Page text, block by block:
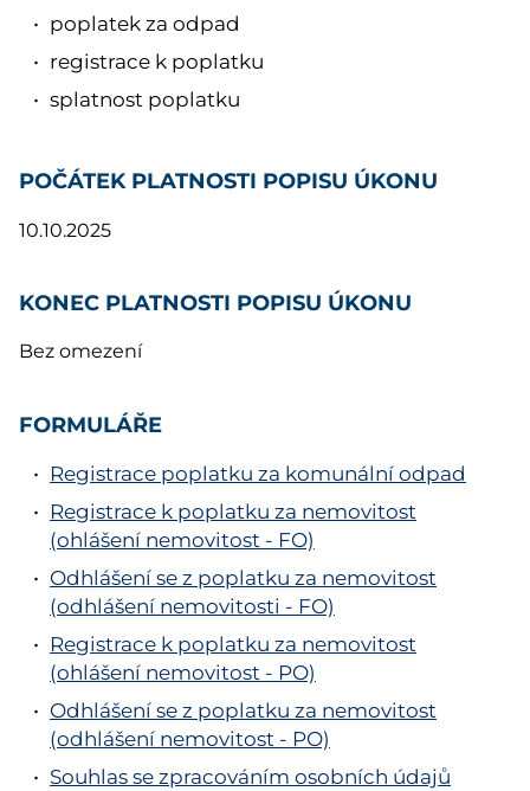
poplatek za odpad
registrace k poplatku
splatnost poplatku
POČÁTEK PLATNOSTI POPISU ÚKONU
10.10.2025
KONEC PLATNOSTI POPISU ÚKONU
Bez omezení
FORMULÁŘE
Registrace poplatku za komunální odpad
Registrace k poplatku za nemovitost
(ohlášení nemovitost - FO)
Odhlášení se z poplatku za nemovitost
(odhlášení nemovitosti - FO)
Registrace k poplatku za nemovitost
(ohlášení nemovitost - PO)
Odhlášení se z poplatku za nemovitost
(odhlášení nemovitost - PO)
Souhlas se zpracováním osobních údajů